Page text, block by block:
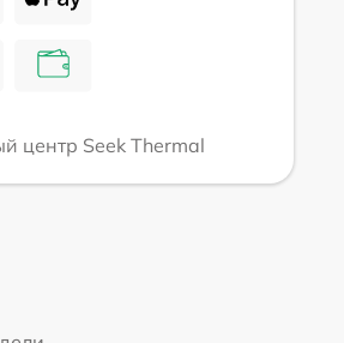
центр Seek Thermal